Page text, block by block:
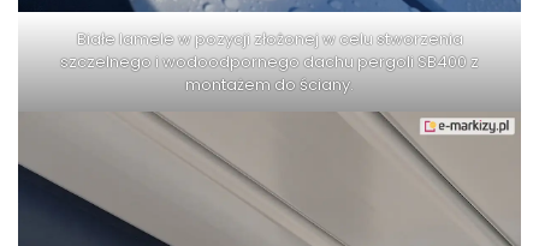
Białe lamele w pozycji złożonej w celu stworzenia
szczelnego i wodoodpornego dachu pergoli SB400 z
montażem do ściany.